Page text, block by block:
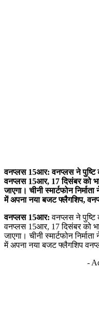
वनप्लस 15आर: वनप्लस ने पुष्टि
वनप्लस 15आर, 17 दिसंबर को
जाएगा। चीनी स्मार्टफोन
में अपना नया बजट फ्लैगशिप,
वनप्लस 15आर: वनप्लस ने पुष्टि
वनप्लस 15आर, 17 दिसंबर को
जाएगा। चीनी स्मार्टफोन
में अपना नया बजट फ्लैगशिप
-